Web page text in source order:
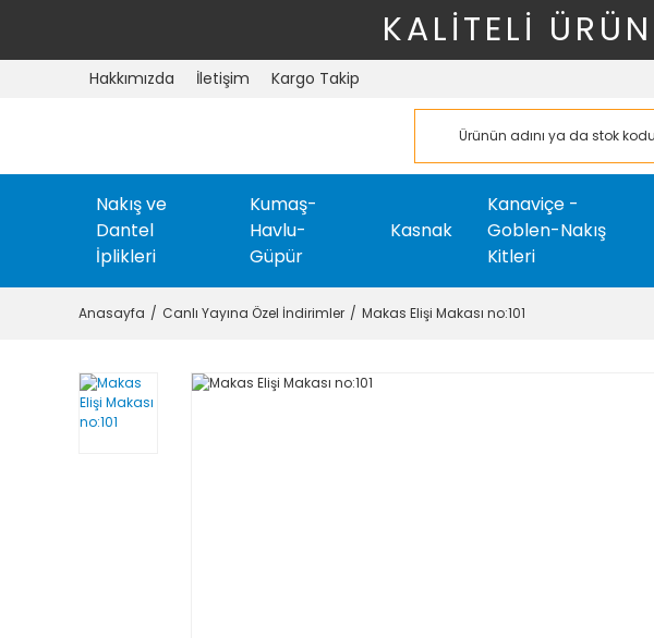
KALİTELİ
Hakkımızda İletişim Kargo Takip
Nakış ve
Dantel
İplikleri
Kumaş-
Havlu-
Güpür
Kasnak
Kanaviçe -
Goblen-Nakış
Kitleri
Anasayfa Canlı Yayına Özel İndirimler Makas Elişi Makası no:101